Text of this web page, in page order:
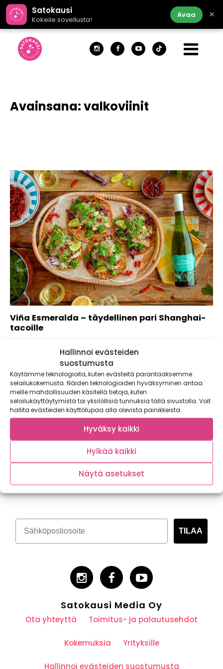
Hallinnoi evästeiden
suostumusta
Käytämme teknologioita, kuten evästeitä parantaaksemme
selailukokemusta. Näiden teknologioiden hyväksyminen antaa
meille mahdollisuuden käsitellä tietoja, kuten
selailukäyttäytymistä tai yksilöllisiä tunnuksia tällä sivustolla. Voit
hallita evästeiden käyttölupaa alla olevista painikkeista.
Hyväksy kaikki
Hylkää kaikki
Näytä asetukset
Satokausi
Kokeile sovellusta!
Avaa ×
Avainsana:valkoviinit
Viña Esmeralda – täydellinen pari Shanghai-
tacoille
pitkistä illallisista ystävien kesken. Lasiin kaadetaan kylmää
Tilaa kasvispitoinen uutiskirje
TILAA
Satokausi Media Oy
Ota yhteyttä Toimitus- ja palautusehdot
Kokemuksia Yrityksille
Hallinnoi evästeiden suostumusta